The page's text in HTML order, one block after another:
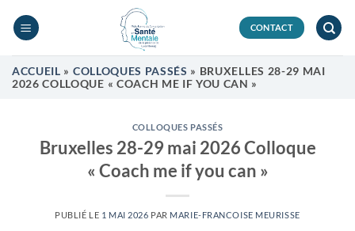
CONTACT
ACCUEIL » COLLOQUES PASSÉS » BRUXELLES 28-29 MAI
2026 COLLOQUE « COACH ME IF YOU CAN »
COLLOQUES PASSÉS
Bruxelles 28-29 mai 2026 Colloque
« Coach me if you can »
PUBLIÉ LE 1 MAI 2026 PAR MARIE-FRANCOISE MEURISSE